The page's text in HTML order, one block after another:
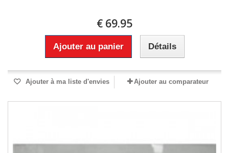
€ 69.95
Ajouter au panier Détails
Ajouter à ma liste d'envies Ajouter au comparateur